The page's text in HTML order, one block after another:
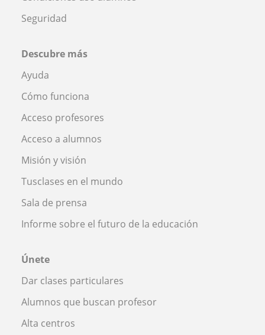
Seguridad
Descubre más
Ayuda
Cómo funciona
Acceso profesores
Acceso a alumnos
Misión y visión
Tusclases en el mundo
Sala de prensa
Informe sobre el futuro de la educación
Únete
Dar clases particulares
Alumnos que buscan profesor
Alta centros